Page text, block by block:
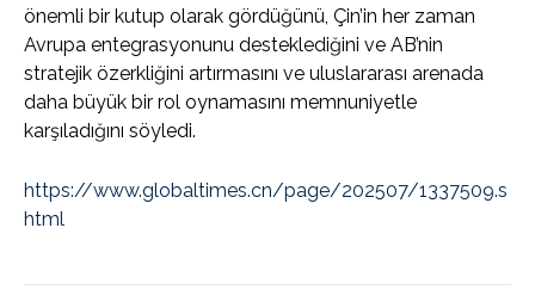
önemli bir kutup olarak gördüğünü, Çin’in her zaman
Avrupa entegrasyonunu desteklediğini ve AB’nin
stratejik özerkliğini artırmasını ve uluslararası arenada
daha büyük bir rol oynamasını memnuniyetle
karşıladığını söyledi.
https://www.globaltimes.cn/page/202507/1337509.s
html